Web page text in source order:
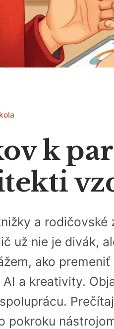
k
a
už nie je divák,
ako
a kreativity.
pokroku